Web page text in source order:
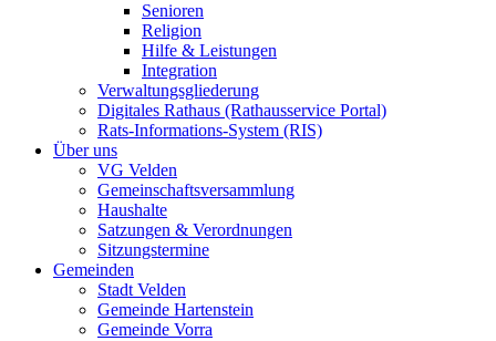
Senioren
Religion
Hilfe & Leistungen
Integration
Verwaltungsgliederung
Digitales Rathaus (Rathausservice Portal)
Rats-Informations-System (RIS)
Über uns
VG Velden
Gemeinschaftsversammlung
Haushalte
Satzungen & Verordnungen
Sitzungstermine
Gemeinden
Stadt Velden
Gemeinde Hartenstein
Gemeinde Vorra